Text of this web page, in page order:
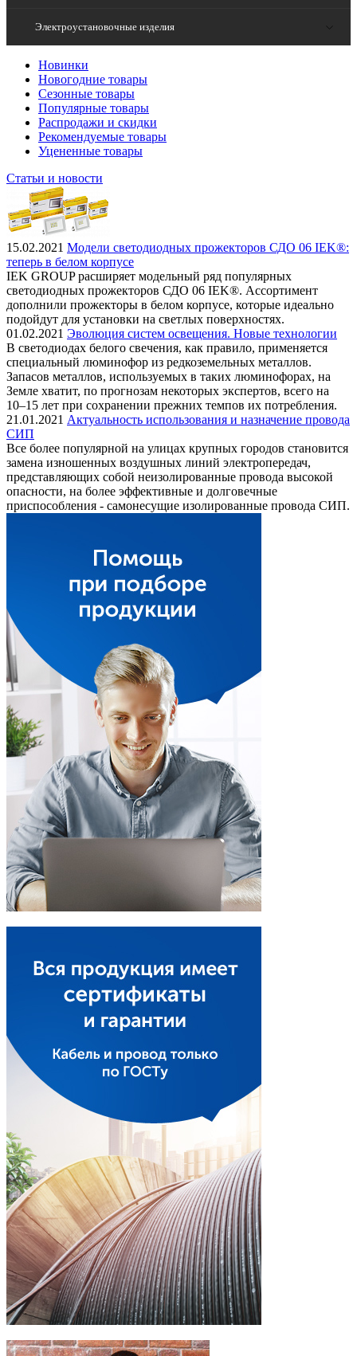
Электроустановочные изделия
Новинки
Новогодние товары
Сезонные товары
Популярные товары
Распродажи и скидки
Рекомендуемые товары
Уцененные товары
Статьи и новости
15.02.2021 Модели светодиодных прожекторов СДО 06 IEK®:
теперь в белом корпусе
IEK GROUP расширяет модельный ряд популярных
светодиодных прожекторов СДО 06 IEK®. Ассортимент
дополнили прожекторы в белом корпусе, которые идеально
подойдут для установки на светлых поверхностях.
01.02.2021 Эволюция систем освещения. Новые технологии
В светодиодах белого свечения, как правило, применяется
специальный люминофор из редкоземельных металлов.
Запасов металлов, используемых в таких люминофорах, на
Земле хватит, по прогнозам некоторых экспертов, всего на
10–15 лет при сохранении прежних темпов их потребления.
21.01.2021 Актуальность использования и назначение провода
СИП
Все более популярной на улицах крупных городов становится
замена изношенных воздушных линий электропередач,
представляющих собой неизолированные провода высокой
опасности, на более эффективные и долговечные
приспособления - самонесущие изолированные провода СИП.